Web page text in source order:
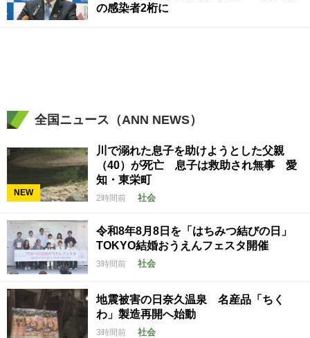
の感染者2桁に
全国ニュース（ANN NEWS）
NEW
川で溺れた息子を助けようとした父親
（40）が死亡 息子は救助され無事 愛
知・東栄町
2時間前 社会
令和8年8月8日を「はちみつ結びの日」
TOKYO結婚おうえんフェスタ開催
3時間前 社会
地震被害の日奈久温泉 名産品「ちく
わ」製造再開へ始動
3時間前 社会